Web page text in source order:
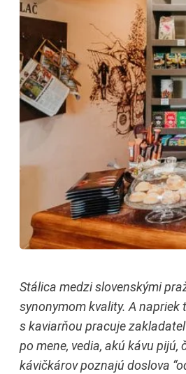
Stálica medzi slovenskými
synonymom kvality. A
s kaviarňou pracuje
po mene, vedia, akú kávu
kávičkárov poznajú doslova